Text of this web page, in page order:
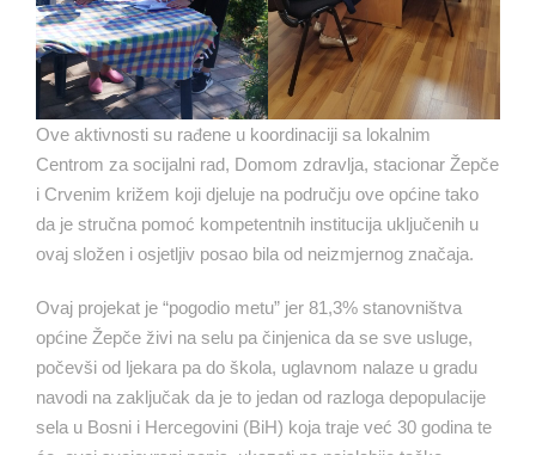
Ove aktivnosti su rađene u koordinaciji sa lokalnim
Centrom za socijalni rad, Domom zdravlja, stacionar Žepče
i Crvenim križem koji djeluje na području ove općine tako
da je stručna pomoć kompetentnih institucija uključenih u
ovaj složen i osjetljiv posao bila od neizmjernog značaja.
Ovaj projekat je “pogodio metu” jer 81,3% stanovništva
općine Žepče živi na selu pa činjenica da se sve usluge,
počevši od ljekara pa do škola, uglavnom nalaze u gradu
navodi na zaključak da je to jedan od razloga depopulacije
sela u Bosni i Hercegovini (BiH) koja traje već 30 godina te